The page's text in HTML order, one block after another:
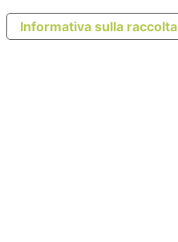
Informativa sulla raccolta